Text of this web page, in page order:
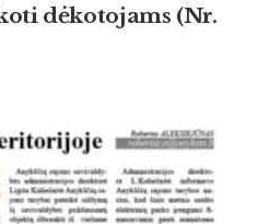
dėkotojams (Nr.